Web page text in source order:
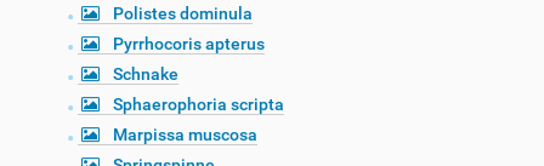
Polistes dominula
Pyrrhocoris apterus
Schnake
Sphaerophoria scripta
Marpissa muscosa